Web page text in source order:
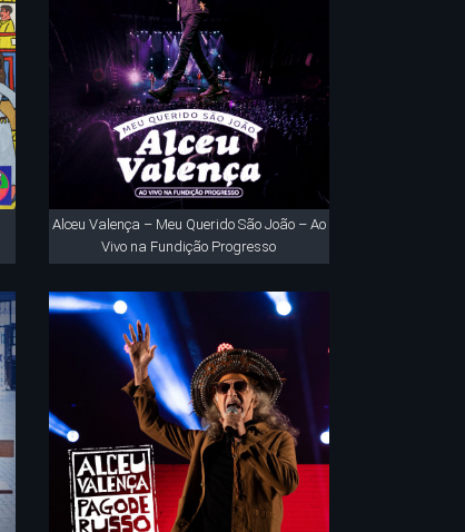
Alceu Valença – Meu Querido São João – Ao
Vivo na Fundição Progresso